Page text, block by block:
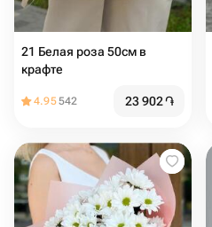
21 Белая роза 50см в
крафте
4.95542 23 902֏